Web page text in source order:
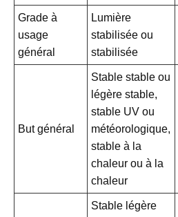
Grade à
usage
général
Lumière
stabilisée ou
stabilisée
But général
Stable stable ou
légère stable,
stable UV ou
météorologique,
stable à la
chaleur ou à la
chaleur
Stable légère